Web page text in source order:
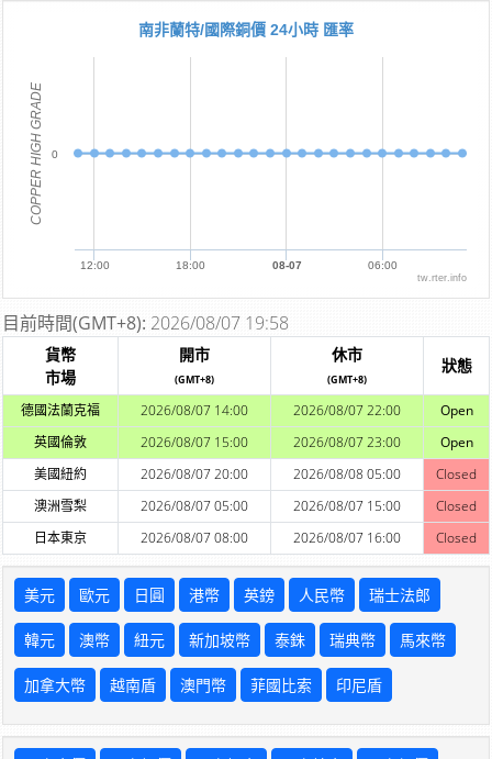
COPPER HIGH GRADE
南非蘭特/國際銅價 24小時 匯率
12:00 18:00 08-07 06:00
0
tw.rter.info
目前時間(GMT+8): 2026/08/07 19:58
貨幣
市場
開市
(GMT+8)
休市
(GMT+8)
狀態
德國法蘭克福 2026/08/07 14:00 2026/08/07 22:00
Open
英國倫敦
2026/08/07 15:00 2026/08/07 23:00
Open
美國紐約
2026/08/07 20:00 2026/08/08 05:00
Closed
澳洲雪梨
2026/08/07 05:00 2026/08/07 15:00
Closed
日本東京
2026/08/07 08:00 2026/08/07 16:00 Closed
美元 歐元 日圓 港幣 英鎊 人民幣 瑞士法郎
韓元 澳幣 紐元 新加坡幣 泰銖 瑞典幣 馬來幣
加拿大幣 越南盾 澳門幣 菲國比索 印尼盾